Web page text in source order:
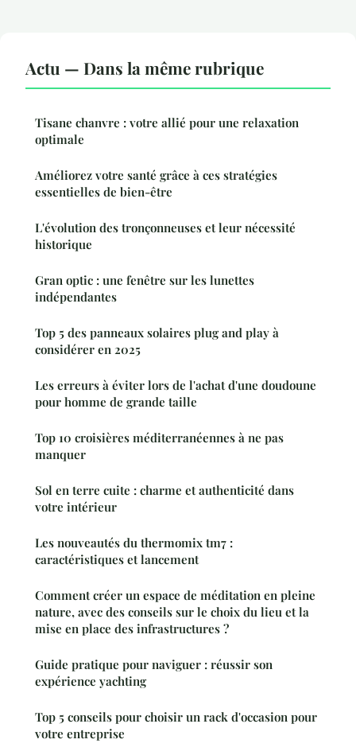
Actu — Dans la même rubrique
Tisane chanvre : votre allié pour une relaxation
optimale
Améliorez votre santé grâce à ces stratégies
essentielles de bien-être
L'évolution des tronçonneuses et leur nécessité
historique
Gran optic : une fenêtre sur les lunettes
indépendantes
Top 5 des panneaux solaires plug and play à
considérer en 2025
Les erreurs à éviter lors de l'achat d'une doudoune
pour homme de grande taille
Top 10 croisières méditerranéennes à ne pas
manquer
Sol en terre cuite : charme et authenticité dans
votre intérieur
Les nouveautés du thermomix tm7 :
caractéristiques et lancement
Comment créer un espace de méditation en pleine
nature, avec des conseils sur le choix du lieu et la
mise en place des infrastructures ?
Guide pratique pour naviguer : réussir son
expérience yachting
Top 5 conseils pour choisir un rack d'occasion pour
votre entreprise